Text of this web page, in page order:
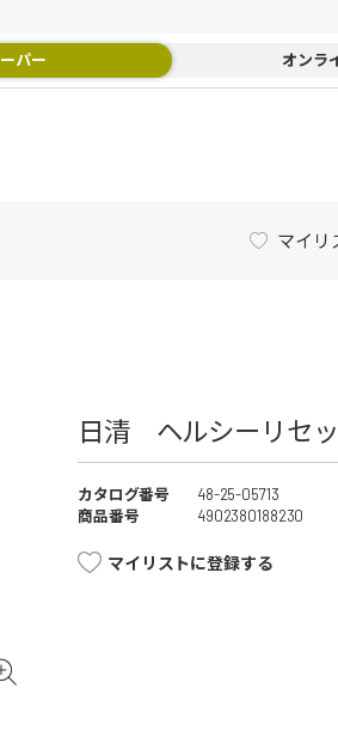
パー オンラ
マイリ
日清 ヘルシーリセ
カタログ番号
48-25-05713
商品番号
4902380188230
マイリストに登録する